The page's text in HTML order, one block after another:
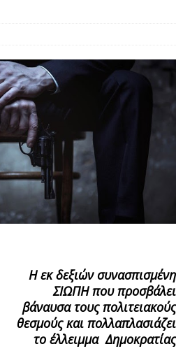
Η εκ δεξιών συνασπισμένη
ΣΙΩΠΗ που προσβάλει
βάναυσα τους πολιτειακούς
θεσμούς και πολλαπλασιάζει
το έλλειμμα Δημοκρατίας